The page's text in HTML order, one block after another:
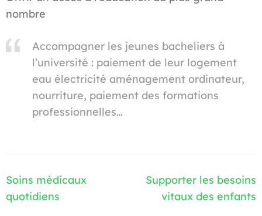
nombre
Accompagner les jeunes bacheliers à
l’université : paiement de leur logement
eau électricité aménagement ordinateur,
nourriture, paiement des formations
professionnelles…
Navigation
de
Soins médicaux
quotidiens
Supporter les besoins
vitaux des enfants